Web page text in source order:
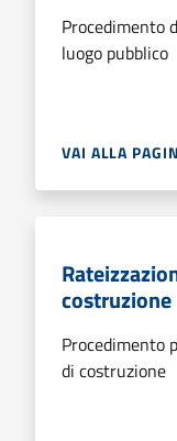
Procedimento
luogo pubblico
VAI ALLA
costruzione
Procedimento
di costruzione